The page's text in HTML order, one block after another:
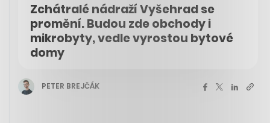
Zchátralé nádraží Vyšehrad se
promění. Budou zde obchody i
mikrobyty, vedle vyrostou bytové
domy
PETER BREJČÁK